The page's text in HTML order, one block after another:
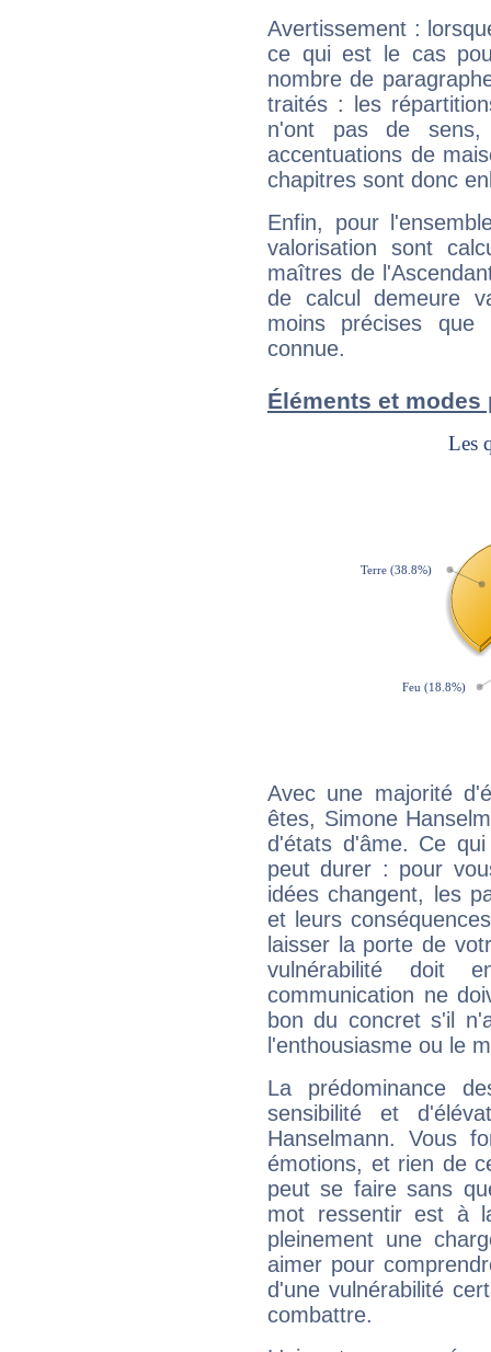
Avertissement :
ce qui est le cas
nombre de
traités : les
n'ont pas de sens,
accentuations de
chapitres sont donc
Enfin, pour
valorisation sont
maîtres de
de calcul demeure
moins précises que
connue.
Éléments et modes
Avec une majorité
êtes, Simone
d'états d'âme. Ce
peut durer : pour
idées changent, les
et leurs
laisser la porte de
vulnérabilité doit
communication ne
bon du concret s'il
l'enthousiasme ou le
La prédominance
sensibilité et
Hanselmann. Vous
émotions, et rien de
peut se faire sans
mot ressentir est à
pleinement une
aimer pour
d'une vulnérabilité
combattre.